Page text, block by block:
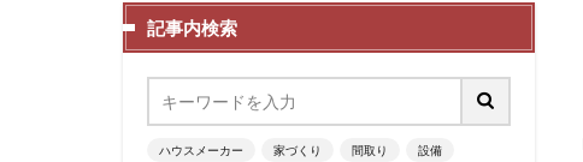
記事内検索
ハウスメーカー 家づくり 間取り 設備